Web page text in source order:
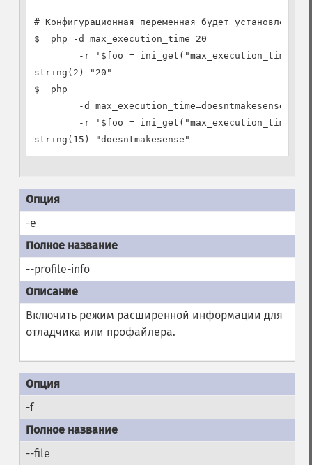
# Конфигурационная переменная будет
$  php -d max_execution_time=20
-r '$foo = ini_get("max_execution_time");
string(2) "20"
$  php
        -d max_execution_time=doesntmakesense
-r '$foo = ini_get("max_execution_time");
-e
--profile-info
Включить режим расширенной информации для
отладчика или профайлера.
-f
--file